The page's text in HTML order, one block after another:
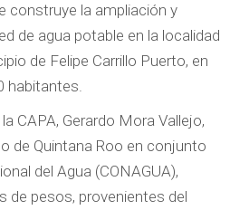
construye la ampliación y
de agua potable en la localidad
de Felipe Carrillo Puerto, en
habitantes.
CAPA, Gerardo Mora Vallejo,
de Quintana Roo en conjunto
del Agua (CONAGUA),
de pesos, provenientes del